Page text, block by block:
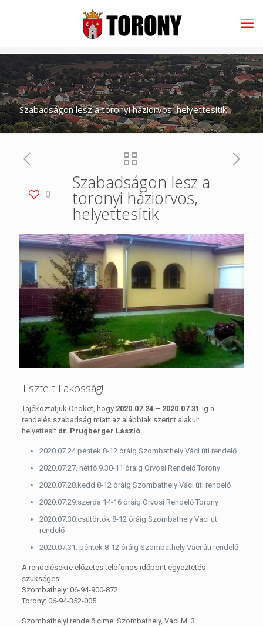
Szabadságon lesz a toronyi háziorvos, helyettesítik
0
Szabadságon lesz a
toronyi háziorvos,
helyettesítik
Tisztelt Lakosság!
Tájékoztatjuk Önöket, hogy 2020.07.24 – 2020.07.31-ig a
rendelés szabadság miatt az alábbiak szerint alakul:
helyettesít dr. Prugberger László
2020.07.24.péntek 8-12 óráig Szombathely Váci úti rendelő
2020.07.27. hétfő 9.30-11 óráig Orvosi Rendelő Torony
2020.07.28.kedd 8-12 óráig Szombathely Váci úti rendelő
2020.07.29.szerda 14-16 óráig Orvosi Rendelő Torony
2020.07.30.csütörtök 8-12 óráig Szombathely Váci úti
rendelő
2020.07.31. péntek 8-12 óráig Szombathely Váci úti rendelő
A rendelésekre előzetes telefonos időpont egyeztetés
szükséges!
Szombathely: 06-94-900-872
Torony: 06-94-352-005
Szombathelyi rendelő címe: Szombathely, Váci M. 3.